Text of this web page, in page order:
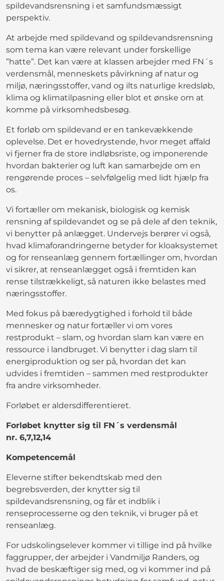
spildevandsrensning i et samfundsmæssigt
perspektiv.
At arbejde med spildevand og spildevandsrensning
som tema kan være relevant under forskellige
”hatte”. Det kan være at klassen arbejder med FN´s
verdensmål, menneskets påvirkning af natur og
miljø, næringsstoffer, vand og ilts naturlige kredsløb,
klima og klimatilpasning eller blot et ønske om at
komme på virksomhedsbesøg.
Et forløb om spildevand er en tankevækkende
oplevelse. Det er hovedrystende, hvor meget affald
vi fjerner fra de store indløbsriste, og imponerende
hvordan bakterier og luft kan samarbejde om en
rengørende proces – selvfølgelig med lidt hjælp fra
os.
Vi fortæller om mekanisk, biologisk og kemisk
rensning af spildevandet og se på dele af den teknik,
vi benytter på anlægget. Undervejs berører vi også,
hvad klimaforandringerne betyder for kloaksystemet
og for renseanlæg gennem fortællinger om, hvordan
vi sikrer, at renseanlægget også i fremtiden kan
rense tilstrækkeligt, så naturen ikke belastes med
næringsstoffer.
Med fokus på bæredygtighed i forhold til både
mennesker og natur fortæller vi om vores
restprodukt – slam, og hvordan slam kan være en
ressource i landbruget. Vi benytter i dag slam til
energiproduktion og ser på, hvordan det kan
udvides i fremtiden – sammen med restprodukter
fra andre virksomheder.
Forløbet er aldersdifferentieret.
Forløbet knytter sig til FN´s verdensmål
nr. 6,7,12,14
Kompetencemål
Eleverne stifter bekendtskab med den
begrebsverden, der knytter sig til
spildevandsrensning, og får et indblik i
renseprocesserne og den teknik, vi bruger på et
renseanlæg.
For udskolingselever kommer vi tillige ind på hvilke
faggrupper, der arbejder i Vandmiljø Randers, og
hvad de beskæftiger sig med, og vi kommer ind på